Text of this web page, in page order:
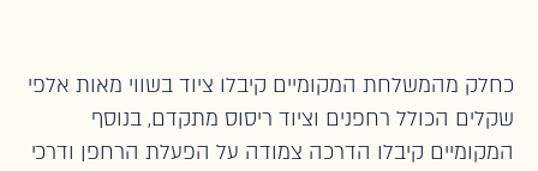
כחלק מהמשלחת המקומיים קיבלו ציוד בשווי מאות אלפי
שקלים הכולל רחפנים וציוד ריסוס מתקדם, בנוסף
המקומיים קיבלו הדרכה צמודה על הפעלת הרחפן ודרכי